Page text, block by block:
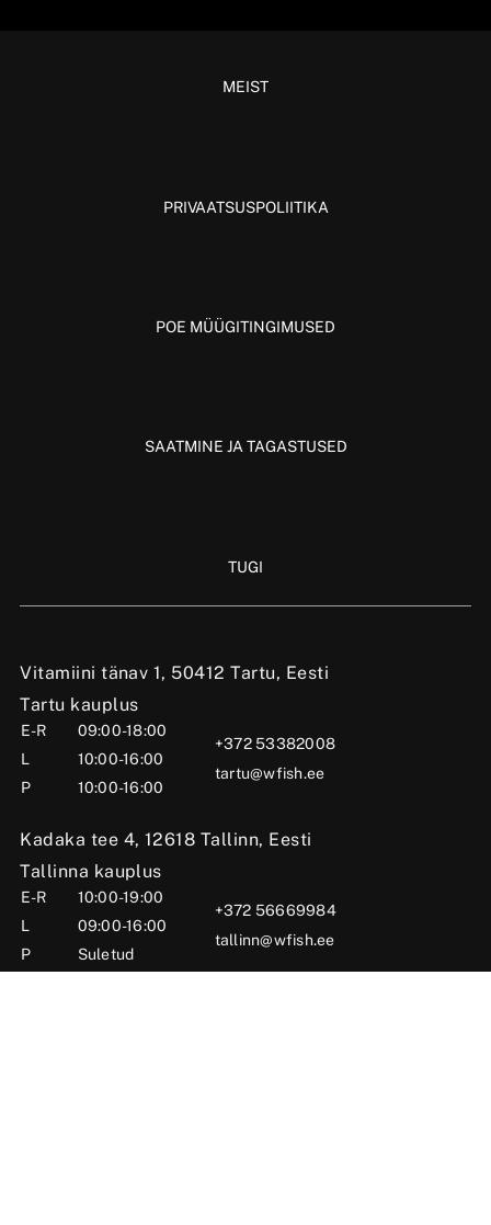
Vitamiini tänav 1, 50412 Tartu, Eesti
Tartu kauplus
E-R
09:00-18:00
L
10:00-16:00
P
10:00-16:00
+372 53382008
tartu@wfish.ee
Kadaka tee 4, 12618 Tallinn, Eesti
Tallinna kauplus
E-R
10:00-19:00
L
09:00-16:00
P
Suletud
+372 56669984
tallinn@wfish.ee
MEIST
PRIVAATSUSPOLIITIKA
POE MÜÜGITINGIMUSED
SAATMINE JA TAGASTUSED
TUGI